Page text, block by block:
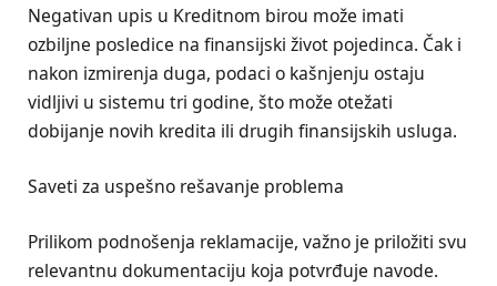
Negativan upis u Kreditnom birou može imati
ozbiljne posledice na finansijski život pojedinca. Čak i
nakon izmirenja duga, podaci o kašnjenju ostaju
vidljivi u sistemu tri godine, što može otežati
dobijanje novih kredita ili drugih finansijskih usluga.
Saveti za uspešno rešavanje problema
Prilikom podnošenja reklamacije, važno je priložiti svu
relevantnu dokumentaciju koja potvrđuje navode.